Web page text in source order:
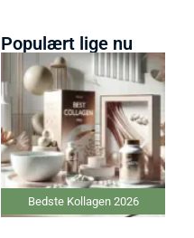
Populært lige nu
Bedste Kollagen 2026